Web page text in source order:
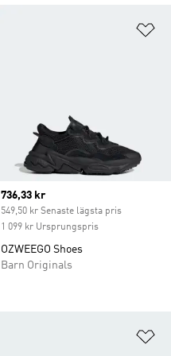
Current price
736,33 kr
549,50 kr Senaste lägsta pris
1 099 kr Ursprungspris
OZWEEGO Shoes
Barn Originals